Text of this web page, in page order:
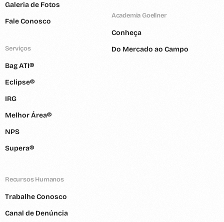
Galeria de Fotos
Fale Conosco
Serviços
Bag ATI®
Eclipse®
IRG
Melhor Área®
NPS
Supera®
Academia Goellner
Conheça
Do Mercado ao Campo
Recursos Humanos
Trabalhe Conosco
Canal de Denúncia